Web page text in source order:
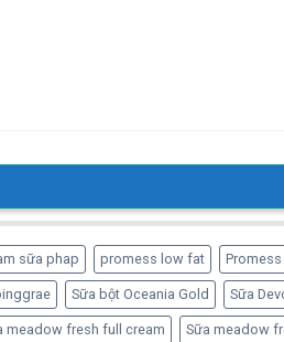
sữa phap promess low fat
Sữa bột Oceania Gold Sữa
meadow fresh full cream Sữa meadow